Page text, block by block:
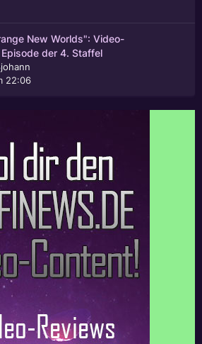
New Worlds": Video-
der 4. Staffel
22:06